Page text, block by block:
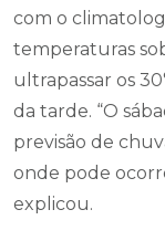
com o
temperaturas
ultrapassar os
da tarde. “O
previsão de
onde pode
explicou.